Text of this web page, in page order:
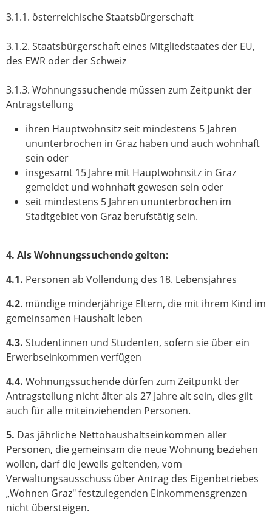
3.1.1. österreichische Staatsbürgerschaft
3.1.2. Staatsbürgerschaft eines Mitgliedstaates der EU,
des EWR oder der Schweiz
3.1.3. Wohnungssuchende müssen zum Zeitpunkt der
Antragstellung
ihren Hauptwohnsitz seit mindestens 5 Jahren
ununterbrochen in Graz haben und auch wohnhaft
sein oder
insgesamt 15 Jahre mit Hauptwohnsitz in Graz
gemeldet und wohnhaft gewesen sein oder
seit mindestens 5 Jahren ununterbrochen im
Stadtgebiet von Graz berufstätig sein.
4. Als Wohnungssuchende gelten:
4.1. Personen ab Vollendung des 18. Lebensjahres
4.2. mündige minderjährige Eltern, die mit ihrem Kind im
gemeinsamen Haushalt leben
4.3. Studentinnen und Studenten, sofern sie über ein
Erwerbseinkommen verfügen
4.4. Wohnungssuchende dürfen zum Zeitpunkt der
Antragstellung nicht älter als 27 Jahre alt sein, dies gilt
auch für alle miteinziehenden Personen.
5. Das jährliche Nettohaushaltseinkommen aller
Personen, die gemeinsam die neue Wohnung beziehen
wollen, darf die jeweils geltenden, vom
Verwaltungsausschuss über Antrag des Eigenbetriebes
„Wohnen Graz" festzulegenden Einkommensgrenzen
nicht übersteigen.